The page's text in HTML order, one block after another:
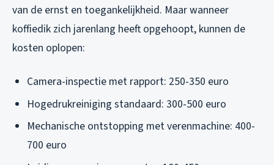
van de ernst en toegankelijkheid. Maar wanneer
koffiedik zich jarenlang heeft opgehoopt, kunnen de
kosten oplopen:
Camera-inspectie met rapport: 250-350 euro
Hogedrukreiniging standaard: 300-500 euro
Mechanische ontstopping met verenmachine: 400-
700 euro